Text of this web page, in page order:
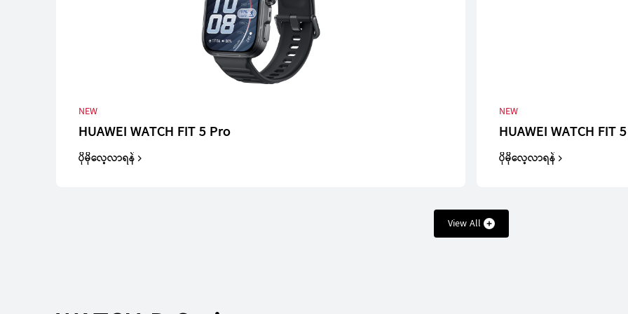
NEW
HUAWEI WATCH FIT 5 Pro
ပိုမိုလေ့လာရန်
NEW
HUAWEI WATCH FIT 5
ပိုမိုလေ့လာရန်
View All